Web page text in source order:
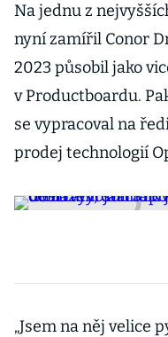
Na jednu z
nyní zamířil Conor
2023 působil jako
v Productboardu.
se vypracoval na
prodej technologií
„Jsem na něj velice